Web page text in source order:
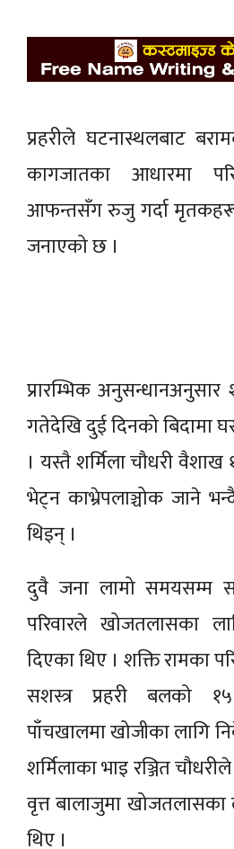
प्रहरीले घटनास्थलबाट
कागजातका आधारमा
आफन्तसँग रुजु गर्दा
जनाएको छ ।
प्रारम्भिक
गतेदेखि दुई दिनको बिदामा
। यस्तै शर्मिला चौधरी
भेट्न काभ्रेपलाञ्चोक जाने
थिइन् ।
दुवै जना लामो समयसम्म
परिवारले खोजतलासका
दिएका थिए । शक्ति रामका
सशस्त्र प्रहरी बलको
पाँचखालमा खोजीका लागि
शर्मिलाका भाइ रञ्जित
वृत्त बालाजुमा खोजतलासका
थिए ।